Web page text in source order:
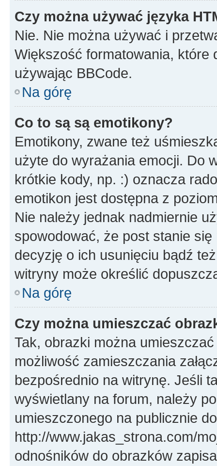
Czy można używać języka
Nie. Nie można używać i
Większość formatowania,
używając BBCode.
Na górę
Co to są są emotikony?
Emotikony, zwane też
użyte do wyrażania emocji. Do
krótkie kody, np. :) oznacza
emotikon jest dostępna z
Nie należy jednak nadmiernie
spowodować, że post stanie
decyzję o ich usunięciu bądź
witryny może określić
Na górę
Czy można umieszczać
Tak, obrazki można
możliwość zamieszczania
bezpośrednio na witrynę. Jeśli
wyświetlany na forum, należy
umieszczonego na publicznie
http://www.jakas_strona.com/
odnośników do obrazków